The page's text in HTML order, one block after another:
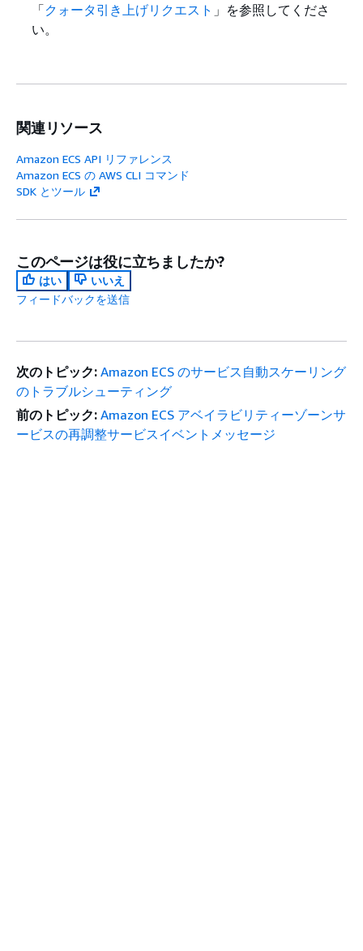
「クォータ引き上げリクエスト 」を参照してくださ
い。
関連リソース
Amazon ECS API リファレンス
Amazon ECS の AWS CLI コマンド
SDK とツール
このページは役に立ちましたか?
はい
いいえ
フィードバックを送信
次のトピック: Amazon ECS のサービス自動スケーリング
のトラブルシューティング
前のトピック: Amazon ECS アベイラビリティーゾーンサ
ービスの再調整サービスイベントメッセージ